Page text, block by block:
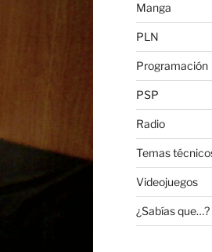
Manga
PLN
Programación
PSP
Radio
Temas
Videojuegos
¿Sabías que…?